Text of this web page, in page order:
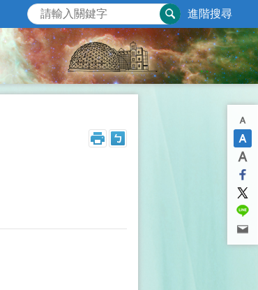
進階搜尋